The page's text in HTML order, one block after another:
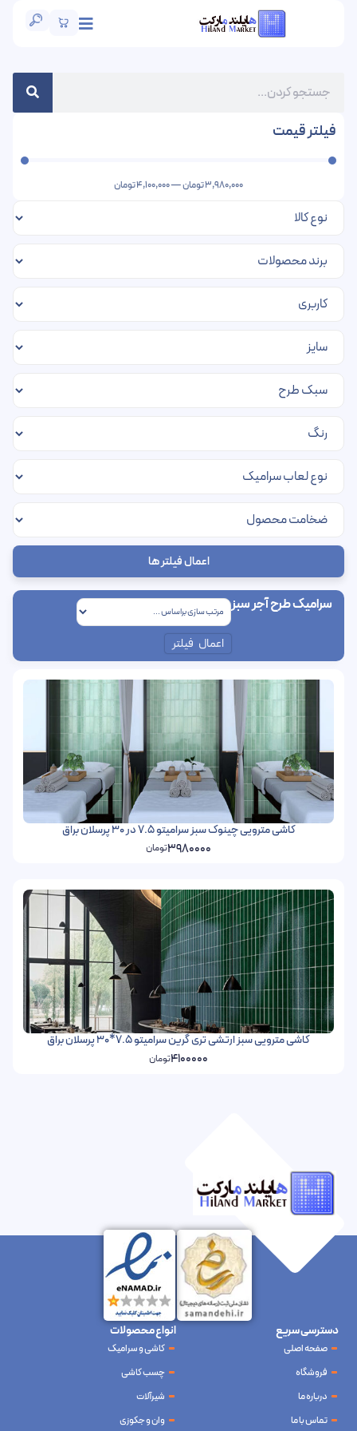
فیلتر قیمت
3,980,000تومان—
4,100,000تومان
اعمال فیلتر ها
سرامیک طرح آجر سبز
اعمال فیلتر
کاشی مترویی چینوک سبز سرامیتو 7.5 در 30 پرسلان براق
3980000تومان
کاشی مترویی سبز ارتشی تری گرین سرامیتو 7.5*30 پرسلان براق
4100000تومان
دسترسی سریع
صفحه اصلی
فروشگاه
درباره ما
تماس با ما
انواع محصولات
کاشی و سرامیک
چسب کاشی
شیرآلات
وان و جکوزی